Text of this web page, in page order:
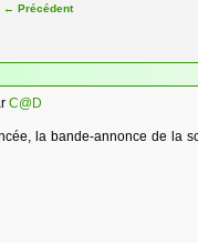
← Précédent
C@D
la bande-annonce de la